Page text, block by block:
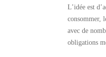
L’idée est
consommer,
avec de
obligations